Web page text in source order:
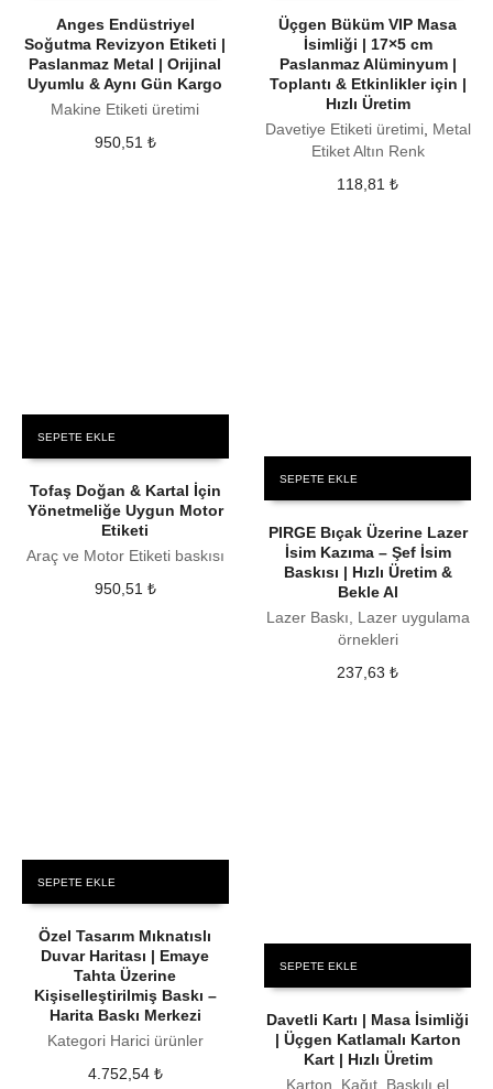
Anges Endüstriyel
Soğutma Revizyon Etiketi |
Paslanmaz Metal | Orijinal
Uyumlu & Aynı Gün Kargo
Makine Etiketi üretimi
950,51 ₺
Üçgen Büküm VIP Masa
İsimliği | 17×5 cm
Paslanmaz Alüminyum |
Toplantı & Etkinlikler için |
Hızlı Üretim
Davetiye Etiketi üretimi, Metal
Etiket Altın Renk
118,81₺
SEPETE EKLE
Tofaş Doğan & Kartal İçin
Yönetmeliğe Uygun Motor
Etiketi
Araç ve Motor Etiketi baskısı
950,51 ₺
SEPETE EKLE
PIRGE Bıçak Üzerine Lazer
İsim Kazıma – Şef İsim
Baskısı | Hızlı Üretim &
Bekle Al
Lazer Baskı, Lazer uygulama
örnekleri
237,63₺
SEPETE EKLE
Özel Tasarım Mıknatıslı
Duvar Haritası | Emaye
Tahta Üzerine
Kişiselleştirilmiş Baskı –
Harita Baskı Merkezi
Kategori Harici ürünler
4.752,54 ₺
SEPETE EKLE
Davetli Kartı | Masa İsimliği
| Üçgen Katlamalı Karton
Kart | Hızlı Üretim
Karton, Kağıt, Baskılı el